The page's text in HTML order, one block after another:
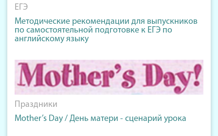
ЕГЭ
Методические рекомендации для выпускников
по самостоятельной подготовке к ЕГЭ по
английскому языку
Праздники
Mother’s Day / День матери - сценарий урока